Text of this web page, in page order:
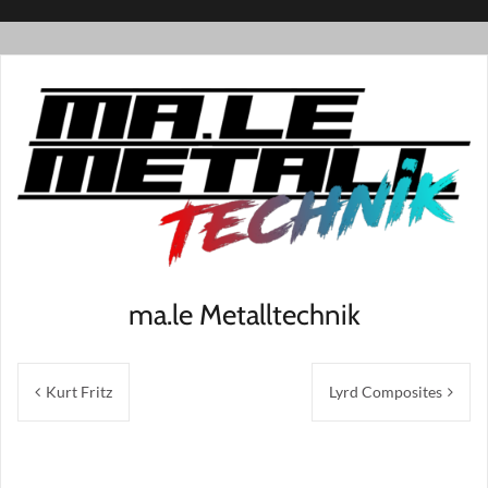
ma.le Metalltechnik
Beitragsnavigation
Kurt Fritz Lyrd Composites